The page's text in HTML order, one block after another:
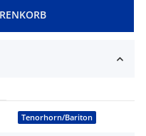
Tenorhorn/Bariton